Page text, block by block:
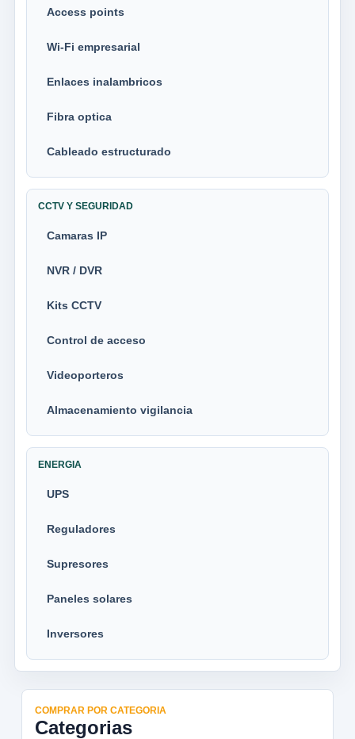
Access points
Wi-Fi empresarial
Enlaces inalambricos
Fibra optica
Cableado estructurado
CCTV Y SEGURIDAD
Camaras IP
NVR / DVR
Kits CCTV
Control de acceso
Videoporteros
Almacenamiento vigilancia
ENERGIA
UPS
Reguladores
Supresores
Paneles solares
Inversores
COMPRAR POR CATEGORIA
Categorias